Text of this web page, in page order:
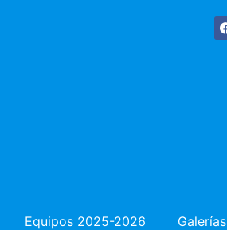
Equipos 2025-2026 Galerías